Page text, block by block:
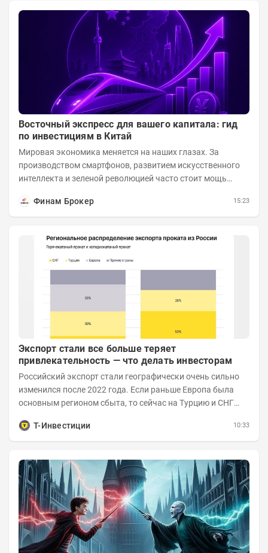
Восточный экспресс для вашего капитала: гид
по инвестициям в Китай
Мировая экономика меняется на наших глазах. За
производством смартфонов, развитием искусственного
интеллекта и зеленой революцией часто стоит мощь
Финам Брокер
15:23
Экспорт стали все больше теряет
привлекательность — что делать инвесторам
Российский экспорт стали географически очень сильно
изменился после 2022 года. Если раньше Европа была
основным регионом сбыта, то сейчас на Турцию и СНГ
Т-Инвестиции
10:33